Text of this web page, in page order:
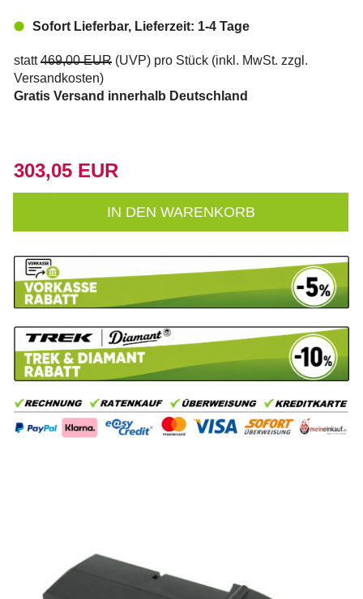
Sofort Lieferbar, Lieferzeit: 1-4 Tage
statt469,00 EUR (UVP) pro Stück (inkl. MwSt. zzgl.
Versandkosten)
Gratis Versand innerhalb Deutschland
303,05 EUR
IN DEN WARENKORB